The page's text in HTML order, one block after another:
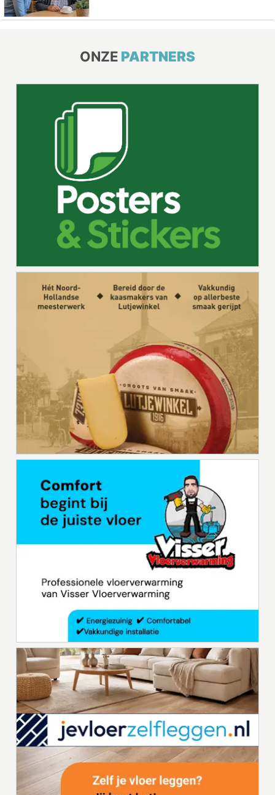
ONZE PARTNERS